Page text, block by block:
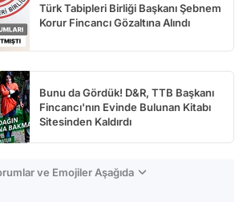
Türk Tabipleri Birliği Başkanı Şebnem
Korur Fincancı Gözaltına Alındı
Bunu da Gördük! D&R, TTB Başkanı
Fincancı'nın Evinde Bulunan Kitabı
Sitesinden Kaldırdı
ve Emojiler Aşağıda